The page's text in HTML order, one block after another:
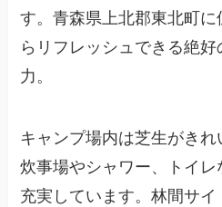
す。青森県上北郡東北町
らリフレッシュできる絶
力。
キャンプ場内は芝生がきれ
炊事場やシャワー、トイ
充実しています。林間サ